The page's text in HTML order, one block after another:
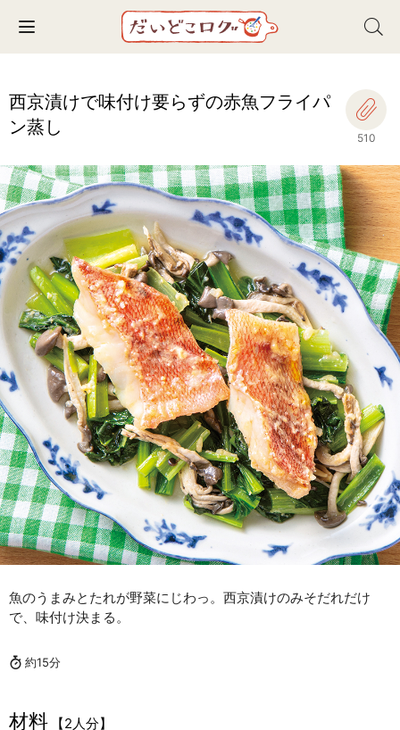
Toggle navigation
西京漬けで味付け要らずの赤魚フライパ
ン蒸し
510
魚のうまみとたれが野菜にじわっ。西京漬けのみそだれだけ
で、味付け決まる。
約15分
材料 【2人分】